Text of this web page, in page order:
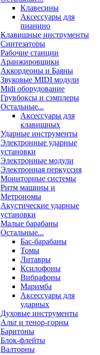
Клавесины
Аксессуары для
пианино
Клавишные инструменты
Синтезаторы
Рабочие станции
Аранжировщики
Аккордеоны и Баяны
Звуковые MIDI модули
Midi оборудование
Грувбоксы и сэмплеры
Остальные...
Аксессуары для
клавишных
Ударные инструменты
Электронные ударные
установки
Электронные модули
Электронная перкуссия
Мониторные системы
Ритм машины и
Метрономы
Акустические ударные
установки
Малые барабаны
Остальные...
Бас-барабаны
Томы
Литавры
Ксилофоны
Вибрафоны
Маримба
Аксессуары для
ударных
Духовые инструменты
Альт и тенор-горны
Баритоны
Блок-флейты
Валторны